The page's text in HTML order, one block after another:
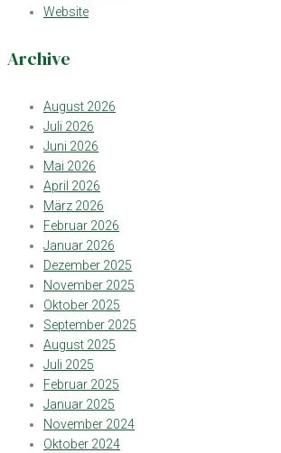
Website
Archive
August 2026
Juli 2026
Juni 2026
Mai 2026
April 2026
März 2026
Februar 2026
Januar 2026
Dezember 2025
November 2025
Oktober 2025
September 2025
August 2025
Juli 2025
Februar 2025
Januar 2025
November 2024
Oktober 2024